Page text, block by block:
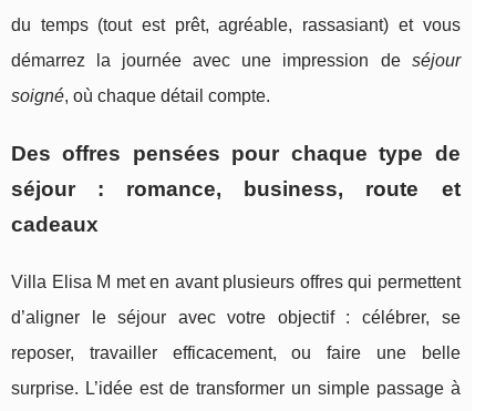
du temps (tout est prêt, agréable, rassasiant) et vous
démarrez la journée avec une impression de séjour
soigné, où chaque détail compte.
Des offres pensées pour chaque type de
séjour : romance, business, route et
cadeaux
Villa Elisa M met en avant plusieurs offres qui permettent
d’aligner le séjour avec votre objectif : célébrer, se
reposer, travailler efficacement, ou faire une belle
surprise. L’idée est de transformer un simple passage à